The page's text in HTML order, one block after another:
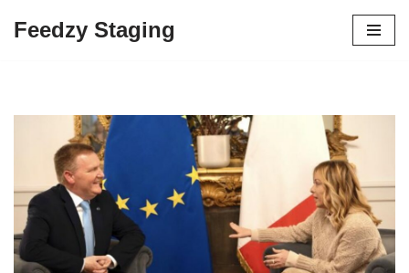
Feedzy Staging